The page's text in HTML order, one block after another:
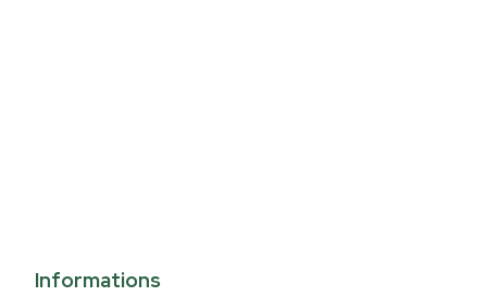
Informations